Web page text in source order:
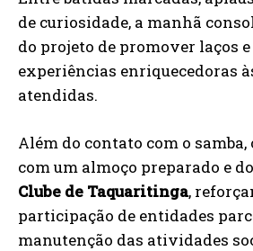
de curiosidade, a manhã
do projeto de promover laços
experiências enriquecedoras
atendidas.
Além do contato com o
com um almoço preparado e
Clube de Taquaritinga,
participação de entidades
manutenção das atividades